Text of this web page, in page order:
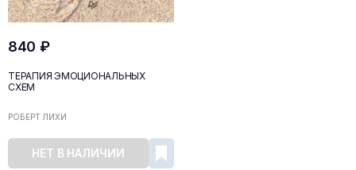
840 ₽
ТЕРАПИЯ ЭМОЦИОНАЛЬНЫХ
СХЕМ
РОБЕРТ ЛИХИ
НЕТ В НАЛИЧИИ